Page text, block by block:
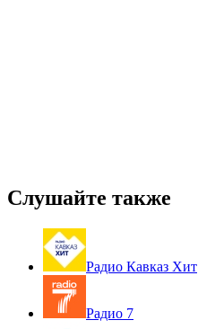
Слушайте также
Радио Кавказ Хит
Радио 7